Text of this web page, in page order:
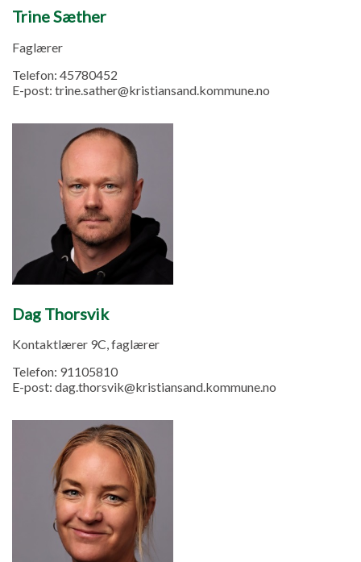
Trine Sæther
Faglærer
Telefon: 45780452
E-post: trine.sather@kristiansand.kommune.no
Dag Thorsvik
Kontaktlærer 9C, faglærer
Telefon: 91105810
E-post: dag.thorsvik@kristiansand.kommune.no